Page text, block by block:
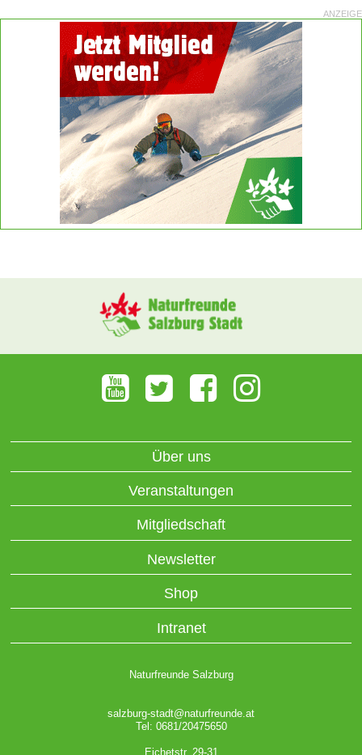
ANZEIGE
Über uns
Veranstaltungen
Mitgliedschaft
Newsletter
Shop
Intranet
Naturfreunde Salzburg
salzburg-stadt@naturfreunde.at
Tel: 0681/20475650
Eichetstr. 29-31